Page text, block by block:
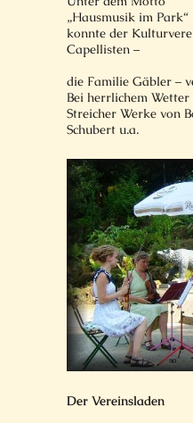
„Hausmusik im Park“
konnte der
Capellisten –
die Familie Gäbler –
Bei herrlichem
Streicher Werke von
Schubert u.a.
Der Vereinsladen